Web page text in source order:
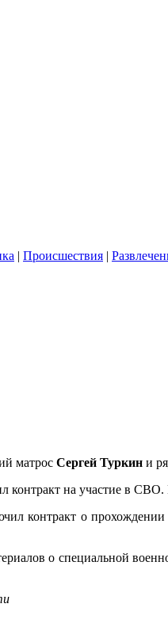
| Происшествия |
матрос Сергей Туркин и
на участие в
контракт о
о специальной